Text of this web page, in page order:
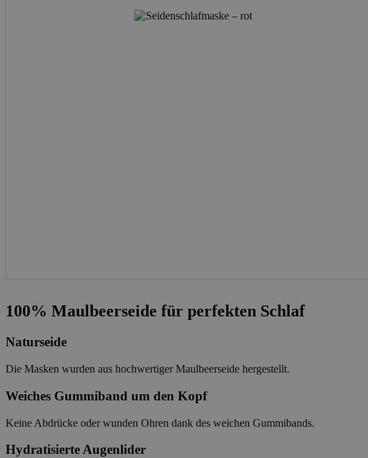
100% Maulbeerseide für perfekten Schlaf
Naturseide
Die Masken wurden aus hochwertiger Maulbeerseide hergestellt.
Weiches Gummiband um den Kopf
Keine Abdrücke oder wunden Ohren dank des weichen Gummibands.
Hydratisierte Augenlider